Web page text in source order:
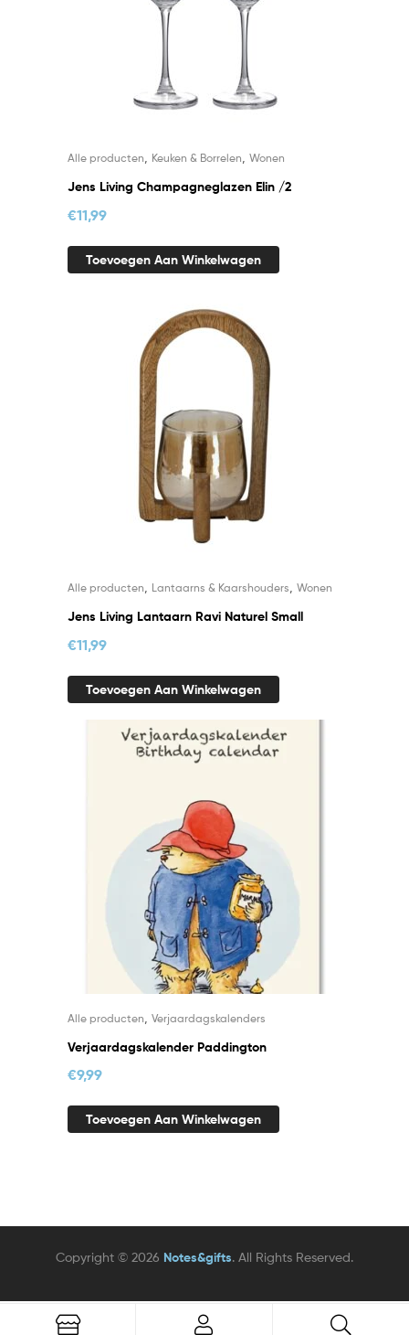
Alle producten Keuken & Borrelen Wonen
Jens Living Champagneglazen Elin /2
€11,99
Toevoegen Aan Winkelwagen
Alle producten, Lantaarns & Kaarshouders, Wonen
Jens Living Lantaarn Ravi Naturel Small
€11,99
Toevoegen Aan Winkelwagen
Alle producten Verjaardagskalenders
Verjaardagskalender Paddington
€9,99
Toevoegen Aan Winkelwagen
Copyright © 2026 Notes&gifts. All Rights Reserved.